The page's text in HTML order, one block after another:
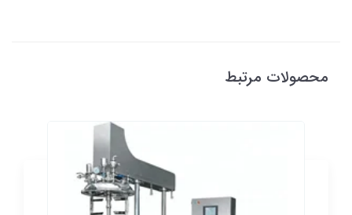
محصولات مرتبط